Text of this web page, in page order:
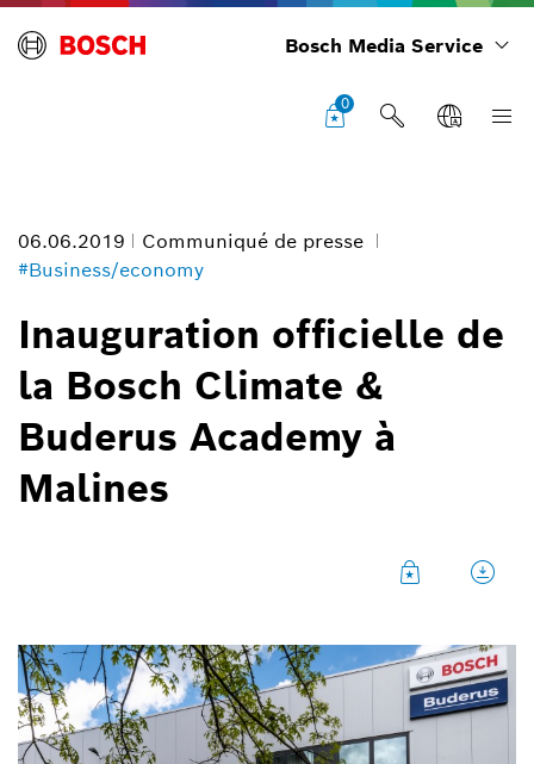
Bosch Media Service
0
06.06.2019
Communiqué de presse
#Business/economy
Inauguration officielle de
la Bosch Climate &
Buderus Academy à
Malines
Bosch Climate & Buderus Academy Malines